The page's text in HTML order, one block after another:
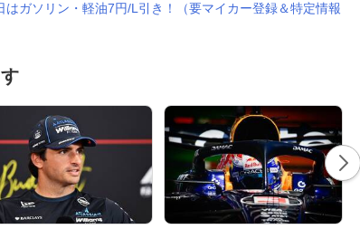
はガソリン・軽油7円/L引き！（要マイカー登録＆特定情報